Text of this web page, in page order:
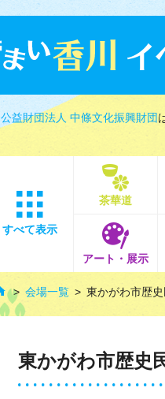
公益財団法人 中條文化振興財団
すべて表示
茶華道
アート・展示
会場一覧 東かがわ市歴
東かがわ市歴史